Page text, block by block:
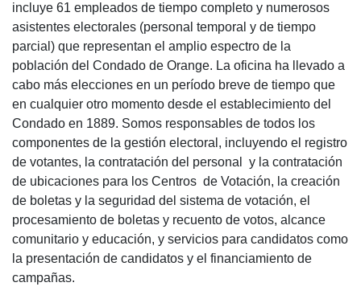
incluye 61 empleados de tiempo completo y numerosos
asistentes electorales (personal temporal y de tiempo
parcial) que representan el amplio espectro de la
población del Condado de Orange. La oficina ha llevado a
cabo más elecciones en un período breve de tiempo que
en cualquier otro momento desde el establecimiento del
Condado en 1889. Somos responsables de todos los
componentes de la gestión electoral, incluyendo el registro
de votantes, la contratación del personal y la contratación
de ubicaciones para los Centros de Votación, la creación
de boletas y la seguridad del sistema de votación, el
procesamiento de boletas y recuento de votos, alcance
comunitario y educación, y servicios para candidatos como
la presentación de candidatos y el financiamiento de
campañas.